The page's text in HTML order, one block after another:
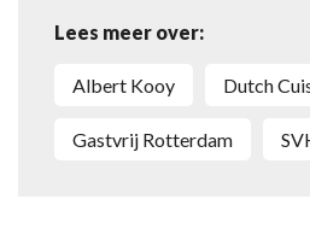
Lees meer over:
Albert Kooy Dutch
Gastvrij Rotterdam